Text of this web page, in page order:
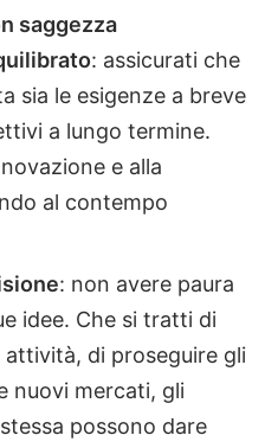
saggezza
: assicurati che
sia le esigenze a breve
a lungo termine.
e alla
al contempo
: non avere paura
idee. Che si tratti di
attività, di proseguire gli
nuovi mercati, gli
possono dare